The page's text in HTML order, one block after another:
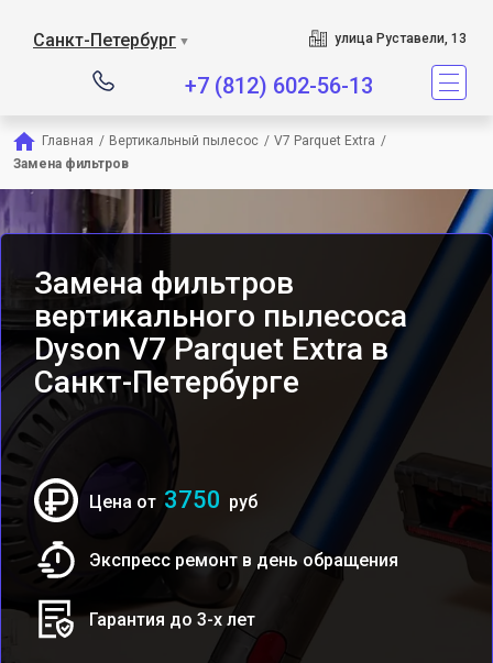
Санкт-Петербург ▼ улица Руставели, 13
+7 (812) 602-56-13
Главная / Вертикальный пылесос / V7 Parquet Extra /
Замена фильтров
Замена фильтров
вертикального пылесоса
Dyson V7 Parquet Extra в
Санкт-Петербурге
Цена от 3750 руб
Экспресс ремонт в день обращения
Гарантия до 3-х лет